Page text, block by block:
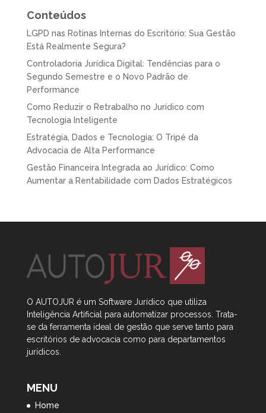
Conteúdos
LGPD nas Rotinas Internas do Escritório: Sua Gestão
Está Realmente Segura?
Controladoria Jurídica Digital: Tendências para o
Segundo Semestre e o Novo Padrão de
Performance
Como Reduzir o Retrabalho no Jurídico com
Tecnologia Inteligente
Estratégia, Dados e Tecnologia: O Tripé da
Advocacia de Alta Performance
Gestão Financeira Integrada ao Jurídico: Como
Aumentar a Rentabilidade com Dados Estratégicos
O AUTOJUR é um Software Jurídico que utiliza
Inteligência Artificial para automatizar processos. Trata-
se da ferramenta ideal de gestão que serve tanto para
escritórios de advocacia como para departamentos
jurídicos.
MENU
Home